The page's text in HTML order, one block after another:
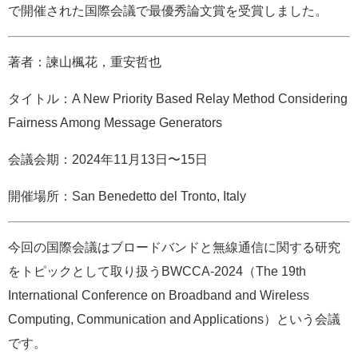
で開催された国際会議で最優秀論文賞を受賞しました。
著者：諫山楓花，重安哲也
タイトル：A New Priority Based Relay Method Considering
Fairness Among Message Generators
会議会期：2024年11月13日〜15日
開催場所：San Benedetto del Tronto, Italy
今回の国際会議はブロードバンドと無線通信に関する研究
をトピックとして取り扱うBWCCA-2024（The 19th
International Conference on Broadband and Wireless
Computing, Communication and Applications）という会議
です。